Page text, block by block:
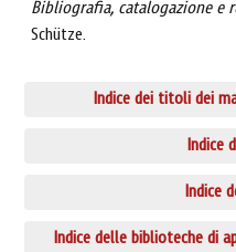
Bibliografia, catalogazione e
Schütze.
Indice dei titoli dei
Indice
Indice
Indice delle biblioteche di